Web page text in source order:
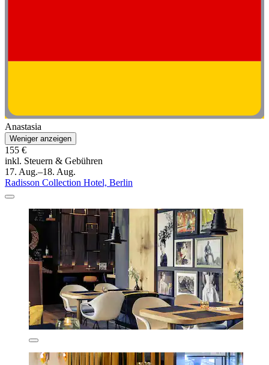
Anastasia
Weniger anzeigen
155 €
inkl. Steuern & Gebühren
17. Aug.–18. Aug.
Radisson Collection Hotel, Berlin